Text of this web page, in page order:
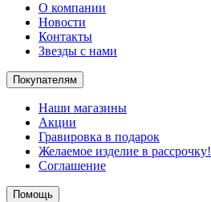
О компании
Новости
Контакты
Звезды с нами
Покупателям
Наши магазины
Акции
Гравировка в подарок
Желаемое изделие в рассрочку!
Соглашение
Помощь